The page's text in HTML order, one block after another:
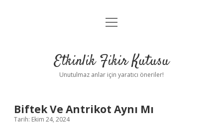
Anasayfa
Yasal Uyarı
menüyü
Etkinlik Fikir Kutusu
Unutulmaz anlar için yaratıcı öneriler!
Biftek Ve Antrikot Aynı Mı
Tarih: Ekim 24, 2024